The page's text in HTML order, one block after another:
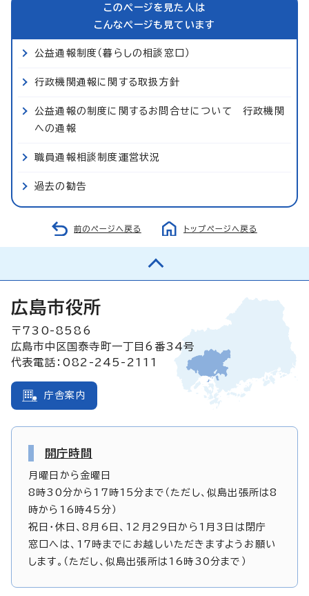
このページを見た人は
こんなページも見ています
公益通報制度（暮らしの相談窓口）
行政機関通報に関する取扱方針
公益通報の制度に関するお問合せについて 行政機関
への通報
職員通報相談制度運営状況
過去の勧告
前のページへ戻る トップページへ戻る
広島市役所
〒730-8586
広島市中区国泰寺町一丁目6番34号
代表電話：082-245-2111
庁舎案内
開庁時間
月曜日から金曜日
8時30分から17時15分まで（ただし、似島出張所は8
時から16時45分）
祝日・休日、8月6日、12月29日から1月3日は閉庁
窓口へは、17時までにお越しいただきますようお願い
します。（ただし、似島出張所は16時30分まで）